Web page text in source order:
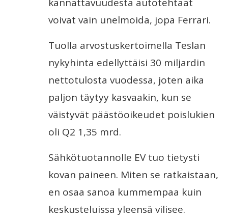
kannattavuudesta autotehtaat
voivat vain unelmoida, jopa Ferrari.
Tuolla arvostuskertoimella Teslan
nykyhinta edellyttäisi 30 miljardin
nettotulosta vuodessa, joten aika
paljon täytyy kasvaakin, kun se
väistyvät päästöoikeudet poislukien
oli Q2 1,35 mrd.
Sähkötuotannolle EV tuo tietysti
kovan paineen. Miten se ratkaistaan,
en osaa sanoa kummempaa kuin
keskusteluissa yleensä vilisee.